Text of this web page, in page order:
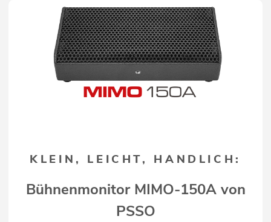
KLEIN, LEICHT, HANDLICH:
Bühnenmonitor MIMO-150A von
PSSO